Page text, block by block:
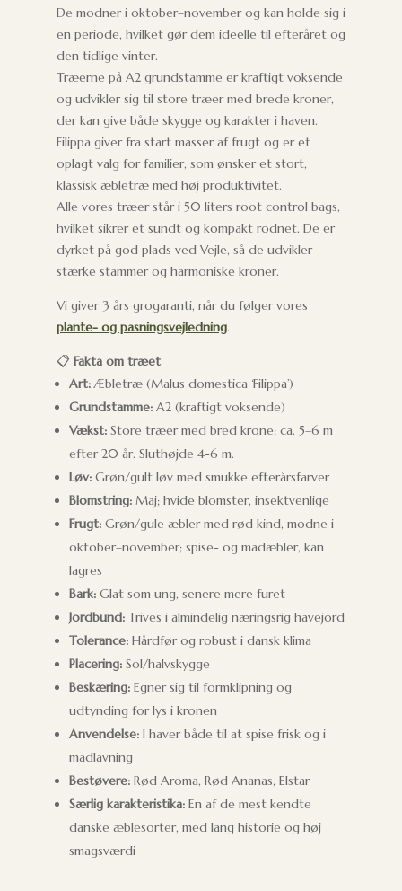
De modner i oktober–november og kan holde sig i
en periode, hvilket gør dem ideelle til efteråret og
den tidlige vinter.
Træerne på A2 grundstamme er kraftigt voksende
og udvikler sig til store træer med brede kroner,
der kan give både skygge og karakter i haven.
Filippa giver fra start masser af frugt og er et
oplagt valg for familier, som ønsker et stort,
klassisk æbletræ med høj produktivitet.
Alle vores træer står i 50 liters root control bags,
hvilket sikrer et sundt og kompakt rodnet. De er
dyrket på god plads ved Vejle, så de udvikler
stærke stammer og harmoniske kroner.
Vi giver 3 års grogaranti, når du følger vores
plante- og pasningsvejledning.
📋 Fakta om træet
Art:Æbletræ (Malus domestica ‘Filippa’)
Grundstamme:A2 (kraftigt voksende)
Vækst:Store træer med bred krone; ca. 5–6 m
efter 20 år. Sluthøjde 4-6 m.
Løv:Grøn/gult løv med smukke efterårsfarver
Blomstring:Maj; hvide blomster, insektvenlige
Frugt:Grøn/gule æbler med rød kind, modne i
oktober–november; spise- og madæbler, kan
lagres
Bark:Glat som ung, senere mere furet
Jordbund:Trives i almindelig næringsrig havejord
Tolerance:Hårdfør og robust i dansk klima
Placering:Sol/halvskygge
Beskæring:Egner sig til formklipning og
udtynding for lys i kronen
Anvendelse:I haver både til at spise frisk og i
madlavning
Bestøvere:Rød Aroma, Rød Ananas, Elstar
Særlig karakteristika:En af de mest kendte
danske æblesorter, med lang historie og høj
smagsværdi